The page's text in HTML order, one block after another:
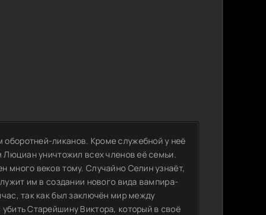
ликанов. Кроме служебной у неё
Люциан уничтожил всех членов её семьи.
веков тому. Случайно Селин узнаёт,
им в создании нового вида вампира-
так как был заключён мир между
Старейшину Виктора, который в своё